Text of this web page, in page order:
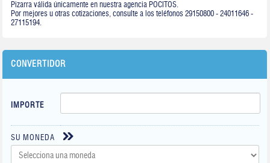
Pizarra válida únicamente en nuestra agencia POCITOS.
Por mejores u otras cotizaciones, consulte a los teléfonos 29150800 - 24011646 -
27115194.
CONVERTIDOR
IMPORTE
SU MONEDA